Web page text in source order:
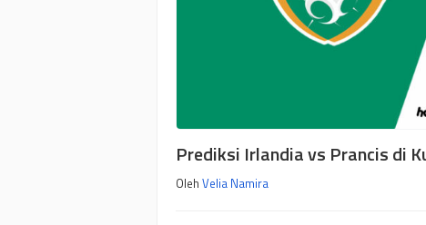
Prediksi Irlandia vs Prancis di
Oleh Velia Namira